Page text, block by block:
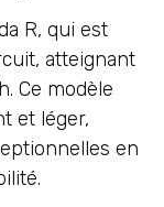
R, qui est
atteignant
Ce modèle
et léger,
en